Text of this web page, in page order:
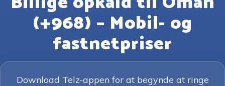
(+968) – Mobil- og
fastnetpriser
Download Telz-appen for at begynde at ringe